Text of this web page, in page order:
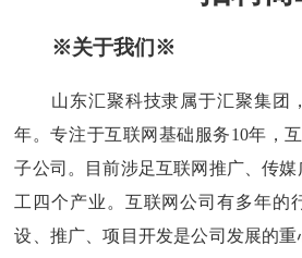
※关于我们※
山东汇聚科技隶属于汇聚集团
年。专注于互联网基础服务10年，
子公司。目前涉足互联网推广、传
工四个产业。互联网公司有多年的
设、推广、项目开发是公司发展的